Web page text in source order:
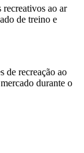
recreativos ao ar
de treino e
de recreação ao
durante o